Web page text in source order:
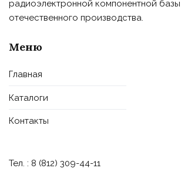
радиоэлектронной компонентной
отечественного производства.
Меню
Главная
Каталоги
Контакты
Тел. : 8 (812) 309-44-11